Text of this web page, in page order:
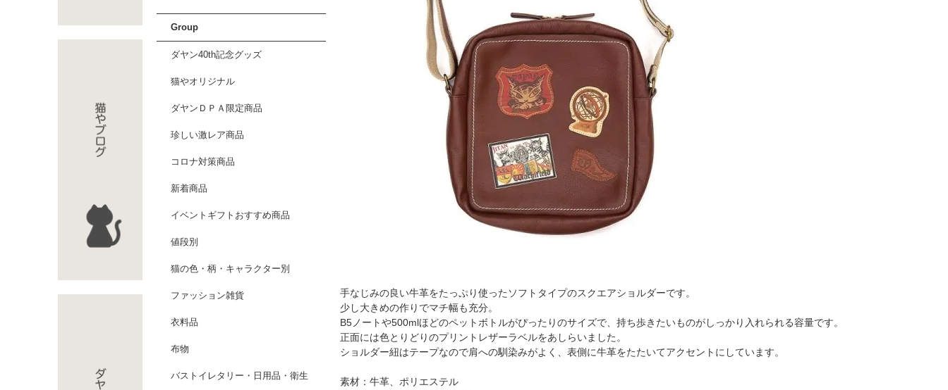
手なじみの良い牛革をたっぷり使ったソフトタイプのスクエアショルダーです。
少し大きめの作りでマチ幅も充分。
B5ノートや500mlほどのペットボトルがぴったりのサイズで、持ち歩きたいものがしっかり入れられる容量です。
正面には色とりどりのプリントレザーラベルをあしらいました。
ショルダー紐はテープなので肩への馴染みがよく、表側に牛革をたたいてアクセントにしています。
素材：牛革、ポリエステル
Group
ダヤン40th記念グッズ
猫やオリジナル
ダヤンＤＰＡ限定商品
珍しい激レア商品
コロナ対策商品
新着商品
イベントギフトおすすめ商品
値段別
猫の色・柄・キャラクター別
ファッション雑貨
衣料品
布物
バストイレタリー・日用品・衛生